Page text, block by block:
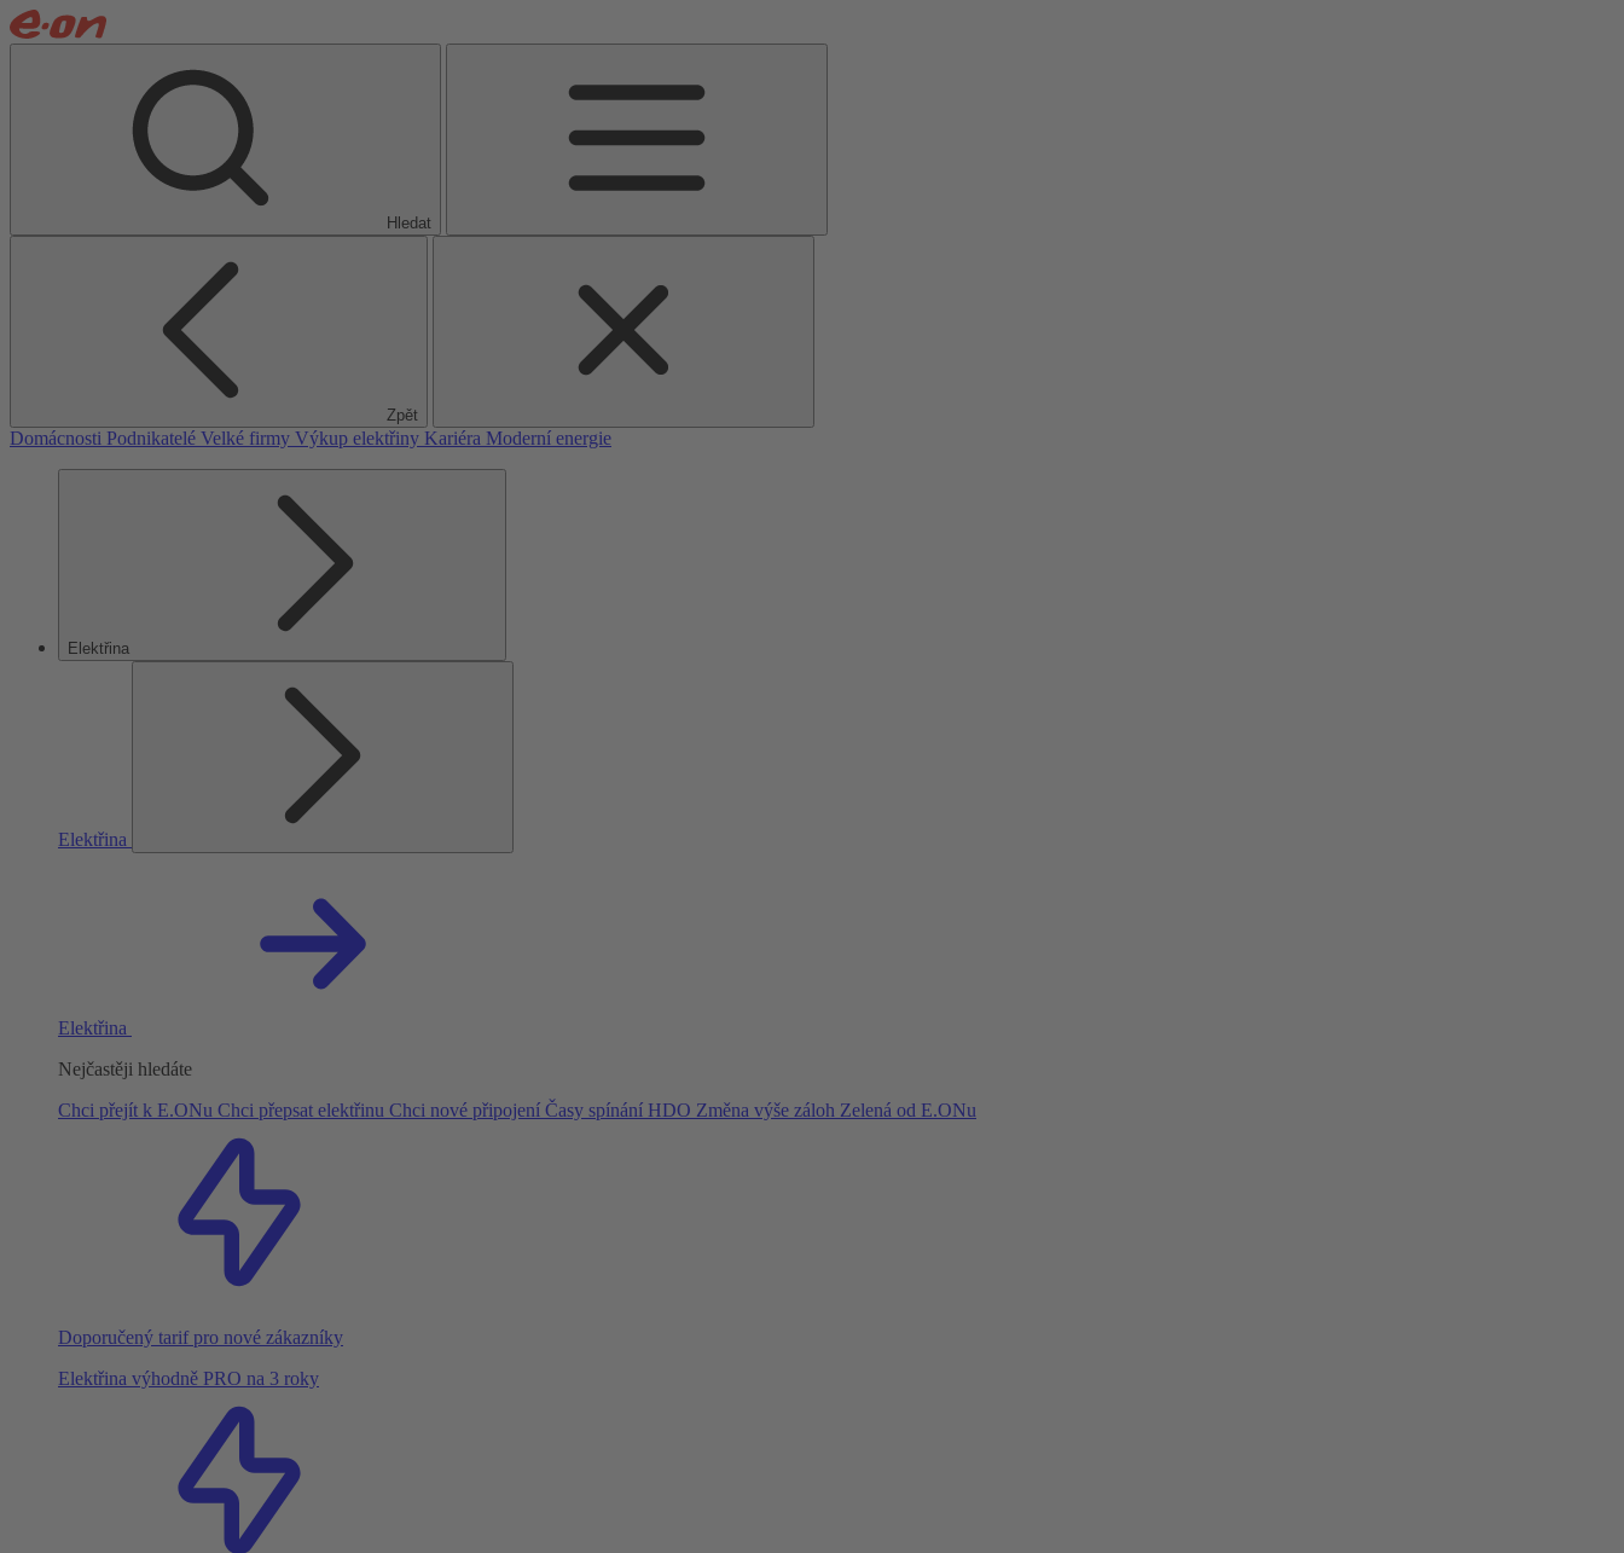
Hledat
Zpět
Domácnosti Podnikatelé Velké firmy Výkup elektřiny Kariéra Moderní energie
Elektřina
Elektřina
Elektřina
Nejčastěji hledáte
Chci přejít k E.ONu Chci přepsat elektřinu Chci nové připojení Časy spínání HDO Změna výše záloh Zelená od E.ONu
Doporučený tarif pro nové zákazníky
Elektřina výhodně PRO na 3 roky